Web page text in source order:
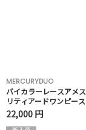
MERCURYDUO
バイカラーレースアメス
リティアードワンピース
22,000 円